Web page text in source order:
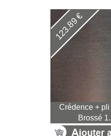
Crédence +
Brossé
123.89 €